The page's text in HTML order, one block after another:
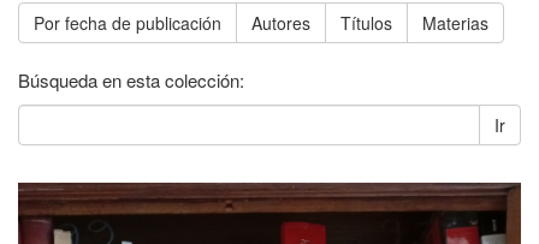
Por fecha de publicación Autores Títulos Materias
Búsqueda en esta colección:
Ir